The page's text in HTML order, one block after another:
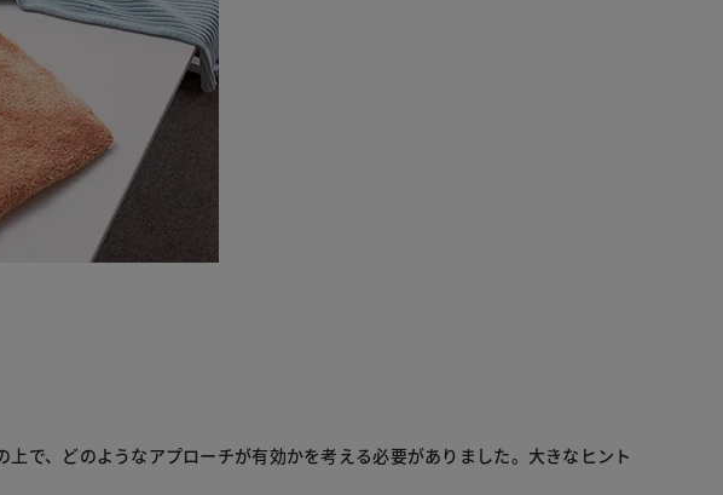
で、どのようなアプローチが有効かを考える必要がありました。大きなヒント